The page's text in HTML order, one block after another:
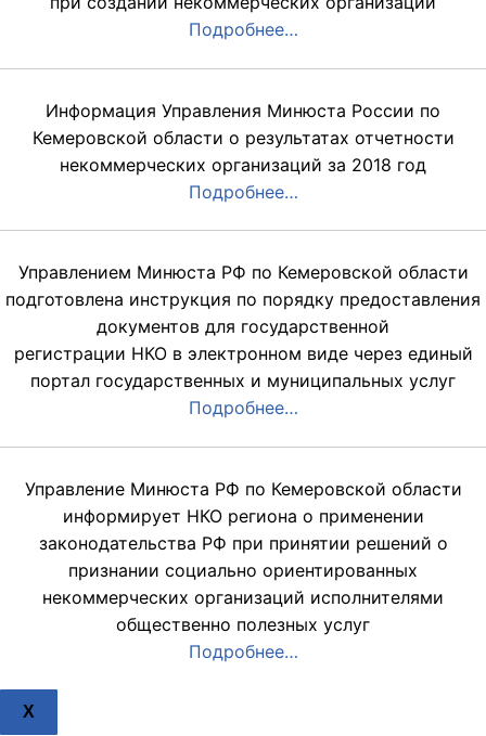
Подробнее…
Информация Управления Минюста России по
Кемеровской области о результатах отчетности
некоммерческих организаций за 2018 год
Подробнее…
Управлением Минюста РФ по Кемеровской области
подготовлена инструкция по порядку предоставления
документов для государственной
регистрации НКО в электронном виде через единый
портал государственных и муниципальных услуг
Подробнее…
Управление Минюста РФ по Кемеровской области
информирует НКО региона о применении
законодательства РФ при принятии решений о
признании социально ориентированных
некоммерческих организаций исполнителями
общественно полезных услуг
Подробнее…
X